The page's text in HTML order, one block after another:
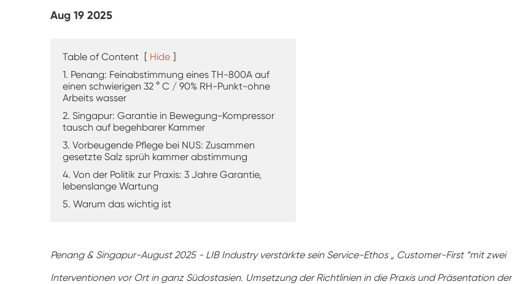
Regen Test kammer
Begehbare Kammer
Spezielle Test kammer
IP-Test geräte
Heiße kalte Temperatur prüf kammer
Aug 19 2025
Table of Content [ Hide ]
1. Penang: Feinabstimmung eines TH-800A auf
einen schwierigen 32 ° C / 90% RH-Punkt-ohne
Arbeits wasser
2. Singapur: Garantie in Bewegung-Kompressor
tausch auf begehbarer Kammer
3. Vorbeugende Pflege bei NUS: Zusammen
gesetzte Salz sprüh kammer abstimmung
4. Von der Politik zur Praxis: 3 Jahre Garantie,
lebenslange Wartung
5. Warum das wichtig ist
Penang & Singapur-August 2025 - LIB Industry verstärkte sein Service-Ethos „ Customer-First “mit zwei
Interventionen vor Ort in ganz Südostasien. Umsetzung der Richtlinien in die Praxis und Präsentation der